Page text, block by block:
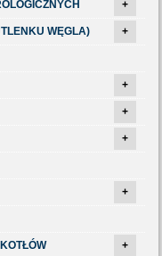
+
WĘGLA) +
+
+
+
+
+